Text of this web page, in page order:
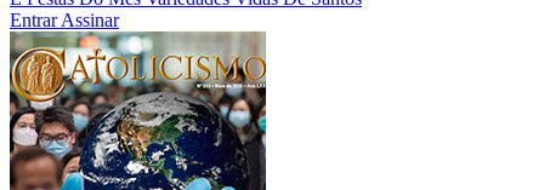
EntrarAssinar